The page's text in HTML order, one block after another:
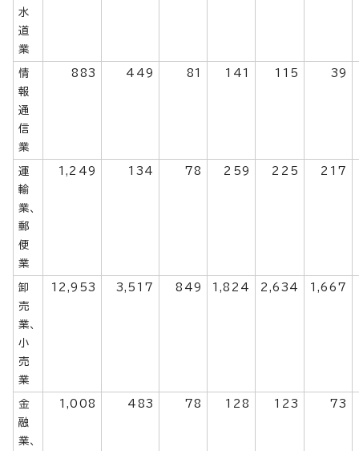
水
道
業
情
報
通
信
業
883 449 81 141 115 39
運
輸
業、
郵
便
業
1,249 134 78 259 225 217
卸
売
業、
小
売
業
12,953 3,517 849 1,824 2,634 1,667
金
融
業、
1,008 483 78 128 123 73